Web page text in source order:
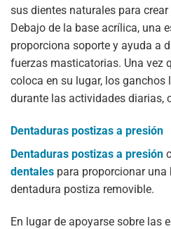
sus dientes naturales para
Debajo de la base acrílica, una
proporciona soporte y ayuda a
fuerzas masticatorias. Una vez
coloca en su lugar, los ganchos
durante las actividades diarias,
Dentaduras postizas a presión
Dentaduras postizas a presión
dentales para proporcionar una
dentadura postiza removible.
En lugar de apoyarse sobre las